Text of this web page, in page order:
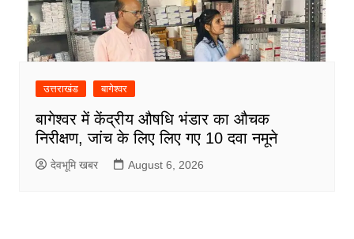
उत्तराखंड बागेश्वर
बागेश्वर में केंद्रीय औषधि भंडार का औचक
निरीक्षण, जांच के लिए लिए गए 10 दवा नमूने
देवभूमि खबर August 6, 2026